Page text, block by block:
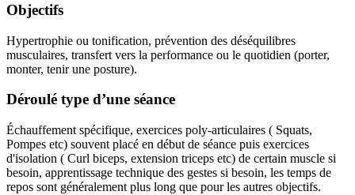
Objectifs
Hypertrophie ou tonification, prévention des déséquilibres
musculaires, transfert vers la performance ou le quotidien (porter,
monter, tenir une posture).
Déroulé type d’une séance
Échauffement spécifique, exercices poly-articulaires ( Squats,
Pompes etc) souvent placé en début de séance puis exercices
d'isolation ( Curl biceps, extension triceps etc) de certain muscle si
besoin, apprentissage technique des gestes si besoin, les temps de
repos sont généralement plus long que pour les autres objectifs.